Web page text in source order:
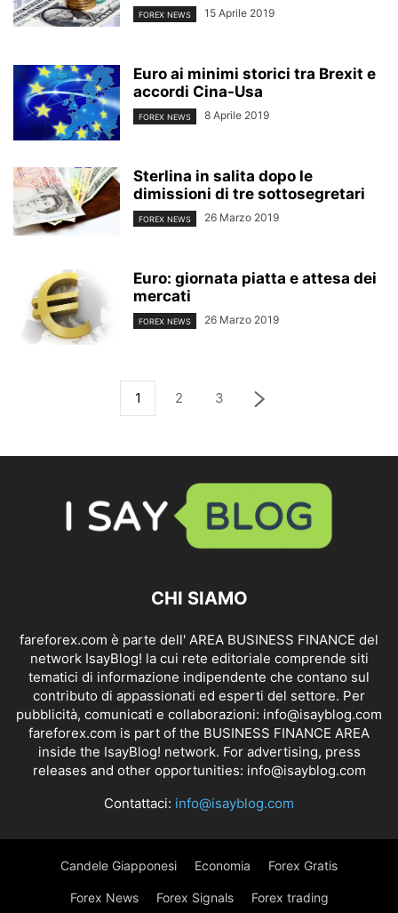
FOREX NEWS 15 Aprile 2019
Euro ai minimi storici tra Brexit e
accordi Cina-Usa
FOREX NEWS 8 Aprile 2019
Sterlina in salita dopo le
dimissioni di tre sottosegretari
FOREX NEWS 26 Marzo 2019
Euro: giornata piatta e attesa dei
mercati
FOREX NEWS 26 Marzo 2019
1 2 3
CHI SIAMO
fareforex.com è parte dell' AREA BUSINESS FINANCE del
network IsayBlog! la cui rete editoriale comprende siti
tematici di informazione indipendente che contano sul
contributo di appassionati ed esperti del settore. Per
pubblicità, comunicati e collaborazioni: info@isayblog.com
fareforex.com is part of the BUSINESS FINANCE AREA
inside the IsayBlog! network. For advertising, press
releases and other opportunities: info@isayblog.com
Contattaci: info@isayblog.com
Candele Giapponesi Economia Forex Gratis
Forex News Forex Signals Forex trading